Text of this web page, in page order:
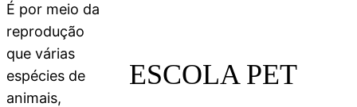
É por meio da
reprodução
que várias
espécies de
animais,
ESCOLA PET